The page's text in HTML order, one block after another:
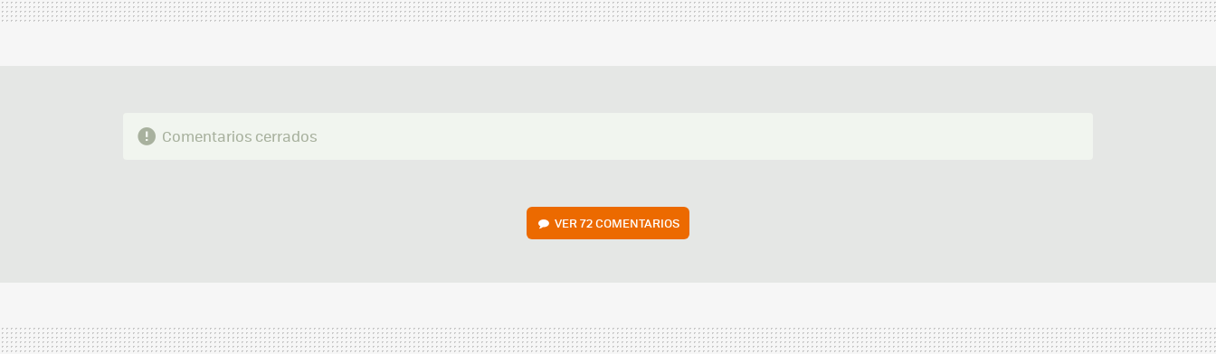
Comentarios cerrados
VER72 COMENTARIOS